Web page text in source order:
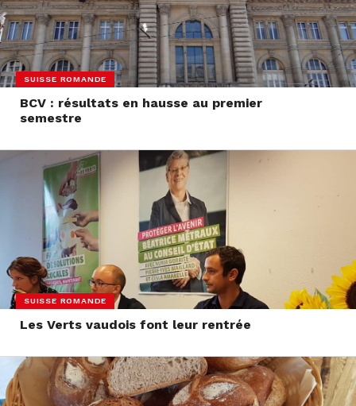
SUISSE ROMANDE
BCV : résultats en hausse au premier
semestre
SUISSE ROMANDE
Les Verts vaudois font leur rentrée